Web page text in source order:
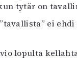
tytär on
ei
lopulta